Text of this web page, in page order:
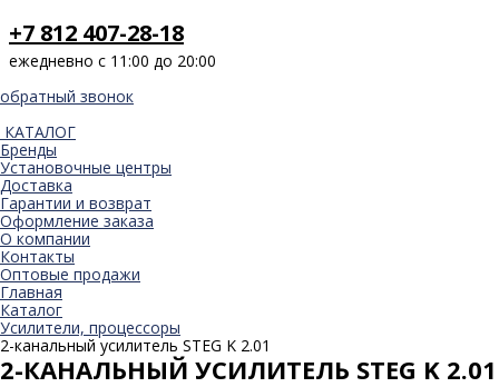
+7 812 407-28-18
ежедневно с 11:00 до 20:00
обратный звонок
КАТАЛОГ
Бренды
Установочные центры
Доставка
Гарантии и возврат
Оформление заказа
О компании
Контакты
Оптовые продажи
Главная
Каталог
Усилители, процессоры
2-канальный усилитель STEG K 2.01
2-КАНАЛЬНЫЙ УСИЛИТЕЛЬ STEG K 2.01